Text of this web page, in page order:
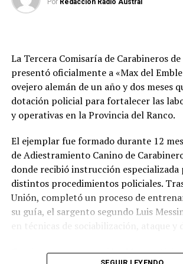
Por Redacción Radio Austral
La Tercera Comisaría de Carabineros
presentó oficialmente a «Max del
ovejero alemán de un año y dos meses
dotación policial para fortalecer las
y operativas en la Provincia del Ranco.
El ejemplar fue formado durante 12
de Adiestramiento Canino de
donde recibió instrucción especializada
distintos procedimientos policiales.
Unión, completó un proceso de
su guía, el sargento segundo Luis
en técnicas de sociabilización, ataque y
Gracias a esa preparación, Max